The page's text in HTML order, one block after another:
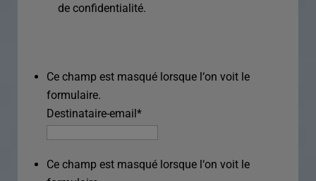
de confidentialité.
Ce champ est masqué lorsque l‘on voit le
formulaire.
Destinataire-email*
Ce champ est masqué lorsque l‘on voit le